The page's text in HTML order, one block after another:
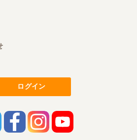
ーを受け取りました。 状態は問題な
調子がよさそうです。 ありがとうご
いごとをしますが、 無理なお願いも
一生懸命頑張ってくれる中山さんに
。ここで3台買いましたが、これから
ログイン